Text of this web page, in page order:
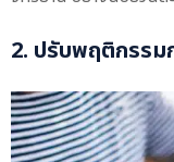
2. ปรับพฤติกรรม